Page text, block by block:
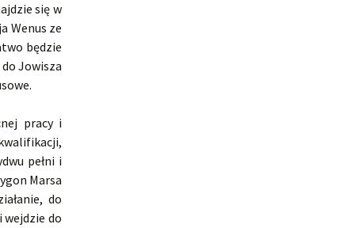
się w
Wenus ze
będzie
Jowisza
pracy i
pełni i
Marsa
do
wejdzie do